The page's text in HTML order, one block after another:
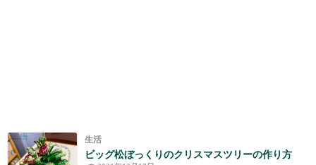
生活
ビッグ松ぼっくりのクリスマスツリーの作り方